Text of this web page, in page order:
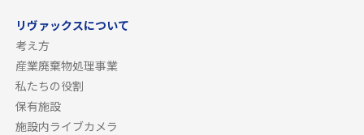
リヴァックスについて
考え方
産業廃棄物処理事業
私たちの役割
保有施設
施設内ライブカメラ